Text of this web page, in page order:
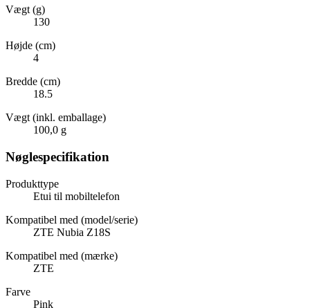
Vægt (g)
130
Højde (cm)
4
Bredde (cm)
18.5
Vægt (inkl. emballage)
100,0 g
Nøglespecifikation
Produkttype
Etui til mobiltelefon
Kompatibel med (model/serie)
ZTE Nubia Z18S
Kompatibel med (mærke)
ZTE
Farve
Pink